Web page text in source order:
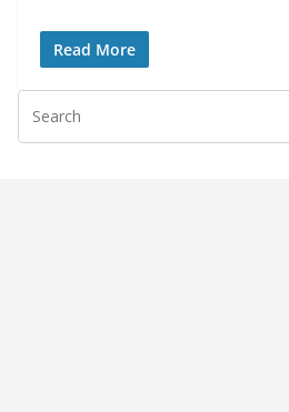
Read More